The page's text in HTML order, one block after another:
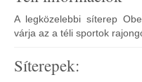
A legközelebbi síterep
várja az a téli sportok
Síterepek: